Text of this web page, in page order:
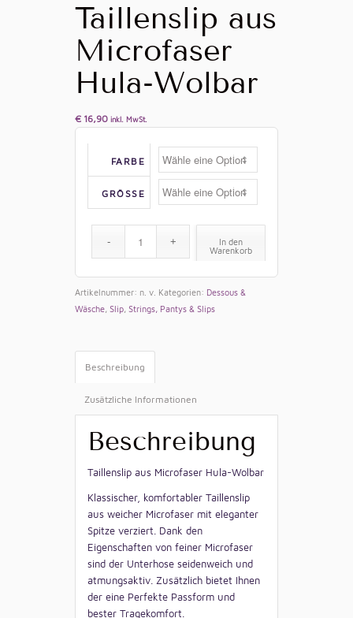
Taillenslip aus
Microfaser
Hula-Wolbar
€ 16,90 inkl. MwSt.
FARBE
GRÖSSE
In den
Warenkorb
Artikelnummer: n. v. Kategorien: Dessous &
Wäsche, Slip, Strings, Pantys & Slips
Beschreibung
Zusätzliche Informationen
Beschreibung
Taillenslip aus Microfaser Hula-Wolbar
Klassischer, komfortabler Taillenslip
aus weicher Microfaser mit eleganter
Spitze verziert. Dank den
Eigenschaften von feiner Microfaser
sind der Unterhose seidenweich und
atmungsaktiv. Zusätzlich bietet Ihnen
der eine Perfekte Passform und
bester Tragekomfort.